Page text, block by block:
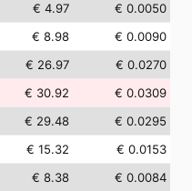
€ 4.97
€ 0.0050
€ 8.98
€ 0.0090
€ 26.97
€ 0.0270
€ 30.92
€ 0.0309
€ 29.48
€ 0.0295
€ 15.32
€ 0.0153
€ 8.38
€ 0.0084